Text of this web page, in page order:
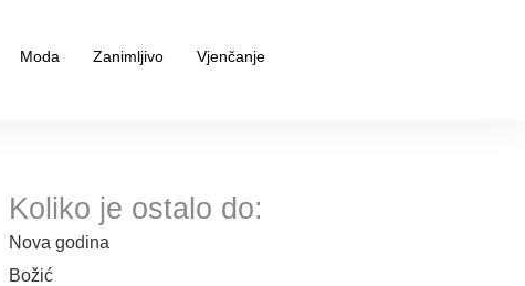
Moda Zanimljivo Vjenčanje
Koliko je ostalo do:
Nova godina
Božić